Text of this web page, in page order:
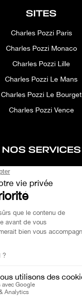
SITES
Charles Pozzi Paris
Charles Pozzi Monaco
Charles Pozzi Lille
Charles Pozzi Le Mans
Charles Pozzi Le Bourget
Charles Pozzi Vence
NOS SERVICES
Concierge service
Simulator
Space rental
Custom Search
OEM PARTS